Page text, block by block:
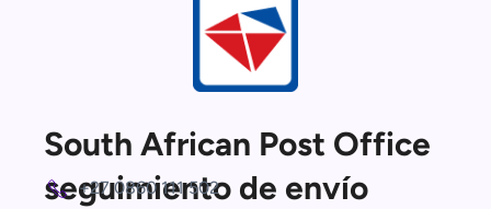
South African Post Office
seguimiento de envío
+27 0860 111 502